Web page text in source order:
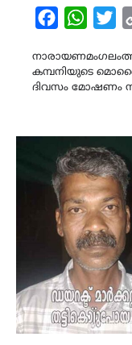
Facebook
കമ്പനിയുടെ
ദിവസം മോഷണം